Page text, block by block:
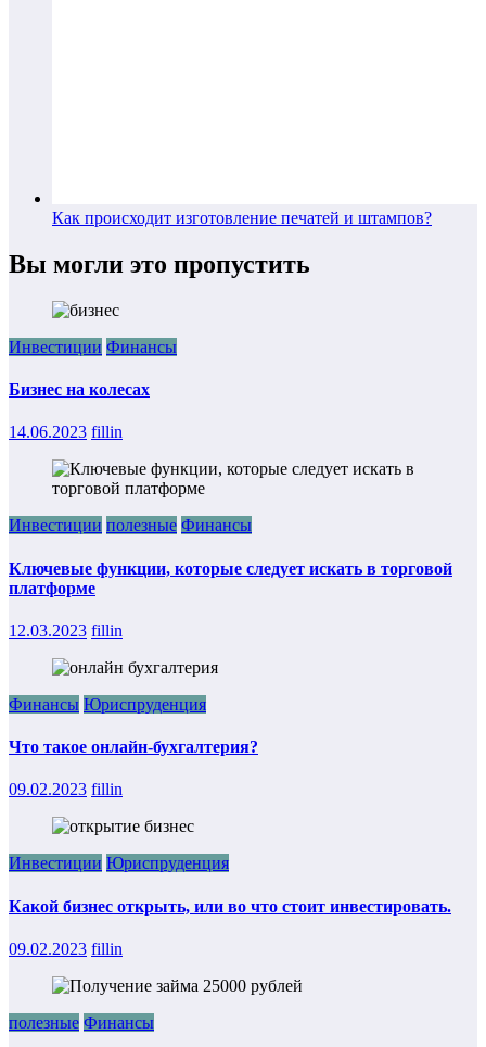
Как происходит изготовление печатей и штампов?
Вы могли это пропустить
Инвестиции Финансы
Бизнес на колесах
14.06.2023 fillin
Инвестиции полезные Финансы
Ключевые функции, которые следует искать в торговой
платформе
12.03.2023 fillin
Финансы Юриспруденция
Что такое онлайн-бухгалтерия?
09.02.2023 fillin
Инвестиции Юриспруденция
Какой бизнес открыть, или во что стоит инвестировать.
09.02.2023 fillin
полезные Финансы